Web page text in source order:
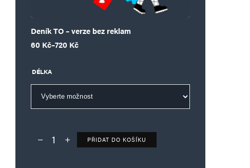
Deník TO – verze bez reklam
60 Kč–720 Kč
Rozpětí cen: 60 Kč až 720 Kč
DÉLKA
Deník TO – verze bez reklam množství
PŘIDAT DO KOŠÍKU